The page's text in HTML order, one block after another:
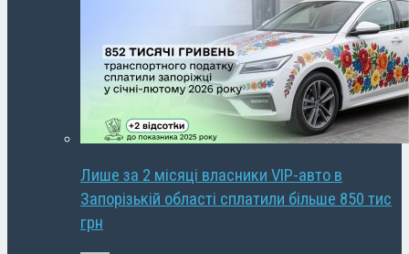
Лише за 2 місяці власники VIP-авто в
Запорізькій області сплатили більше 850 тис
грн